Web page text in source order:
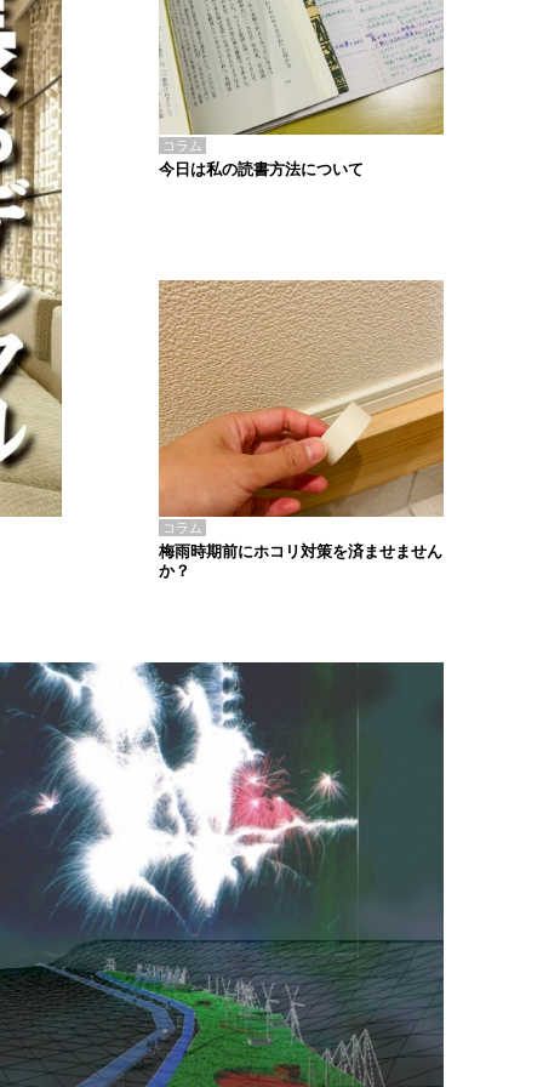
コラム
今日は私の読書方法について
コラム
梅雨時期前にホコリ対策を済ませません
か？